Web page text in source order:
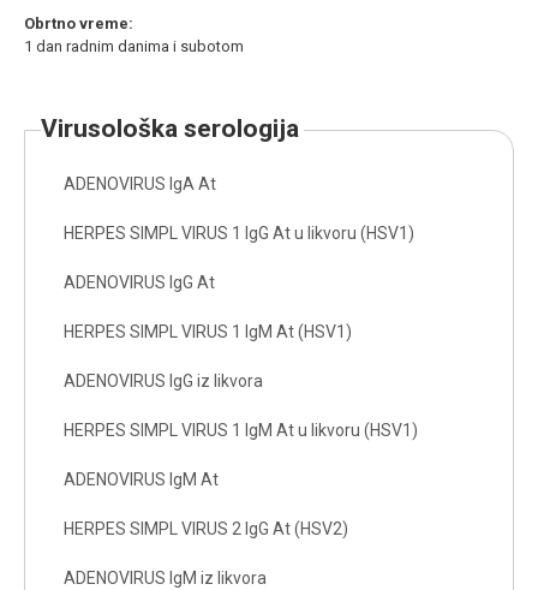
Obrtno vreme:
1 dan radnim danima i subotom
virusološka serologija
ADENOVIRUS IgA At
HERPES SIMPL VIRUS 1 IgG At u likvoru (HSV1)
ADENOVIRUS IgG At
HERPES SIMPL VIRUS 1 IgM At (HSV1)
ADENOVIRUS IgG iz likvora
HERPES SIMPL VIRUS 1 IgM At u likvoru (HSV1)
ADENOVIRUS IgM At
HERPES SIMPL VIRUS 2 IgG At (HSV2)
ADENOVIRUS IgM iz likvora